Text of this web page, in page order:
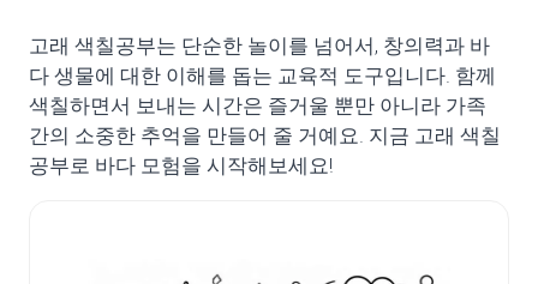
고래 색칠공부는 단순한 놀이를 넘어서, 창의력과 바
다 생물에 대한 이해를 돕는 교육적 도구입니다. 함께
색칠하면서 보내는 시간은 즐거울 뿐만 아니라 가족
간의 소중한 추억을 만들어 줄 거예요. 지금 고래 색칠
공부로 바다 모험을 시작해보세요!